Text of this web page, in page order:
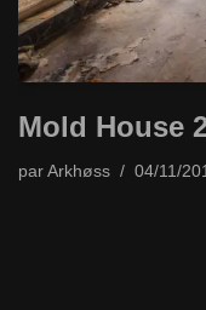
Mold House
par Arkhøss 04/11/